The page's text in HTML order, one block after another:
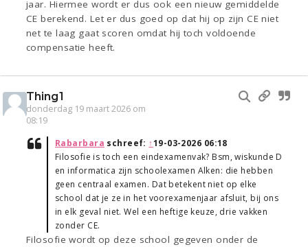
jaar. Hiermee wordt er dus ook een nieuw gemiddelde
CE berekend. Let er dus goed op dat hij op zijn CE niet
net te laag gaat scoren omdat hij toch voldoende
compensatie heeft.
Thing1
donderdag 19 maart 2026 om
08:19
Rabarbara schreef: ↑19-03-2026 06:18
Filosofie is toch een eindexamenvak? Bsm, wiskunde D
en informatica zijn schoolexamen Alken: die hebben
geen centraal examen. Dat betekent niet op elke
school dat je ze in het voorexamenjaar afsluit, bij ons
in elk geval niet. Wel een heftige keuze, drie vakken
zonder CE.
Filosofie wordt op deze school gegeven onder de